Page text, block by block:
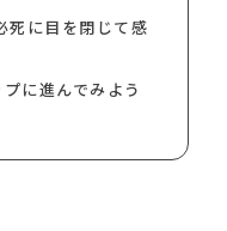
死に目を閉じて感
に進んでみよう